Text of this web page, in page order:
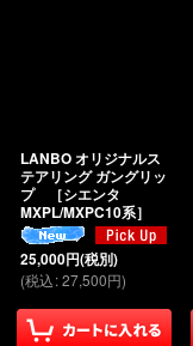
LANBO オリジナルス
テアリング ガングリッ
プ ［シエンタ
MXPL/MXPC10系］
25,000円(税別)
(税込:27,500円)